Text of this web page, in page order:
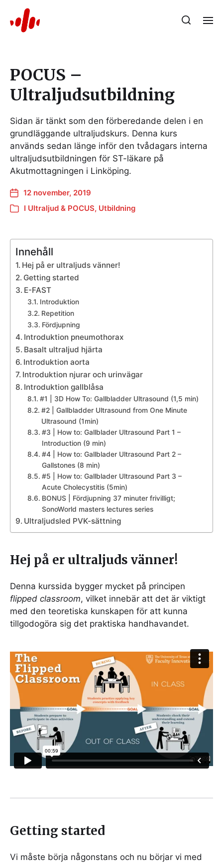
POCUS –
Ultraljudsutbildning
Sidan är tänkt som den förberedande delen i en
grundläggande ultraljudskurs. Denna kurs
används sedan länge inför den tvådagars interna
ultraljudsutbildningen för ST-läkare på
Akutmottagningen i Linköping.
12 november, 2019
I Ultraljud & POCUS, Utbildning
Innehåll
Hej på er ultraljuds vänner!
Getting started
E-FAST
Introduktion
Repetition
Fördjupning
Introduktion pneumothorax
Basalt ultraljud hjärta
Introduktion aorta
Introduktion njurar och urinvägar
Introduktion gallblåsa
#1 | 3D How To: Gallbladder Ultrasound (1,5 min)
#2 | Gallbladder Ultrasound from One Minute
Ultrasound (1min)
#3 | How to: Gallblader Ultrasound Part 1 –
Introduction (9 min)
#4 | How to: Gallblader Ultrasound Part 2 –
Gallstones (8 min)
#5 | How to: Gallblader Ultrasound Part 3 –
Acute Cholecystitis (5min)
BONUS | Fördjupning 37 minuter frivilligt;
SonoWorld masters lectures series
Ultraljudsled PVK-sättning
Hej på er ultraljuds vänner!
Denna kurssida bygger mycket på principen
flipped classroom, vilket innebär att det är viktigt
med den teoretiska kunskapen för att kunna
tillgodogöra sig det praktiska handhavandet.
Getting started
Vi måste börja någonstans och nu börjar vi med